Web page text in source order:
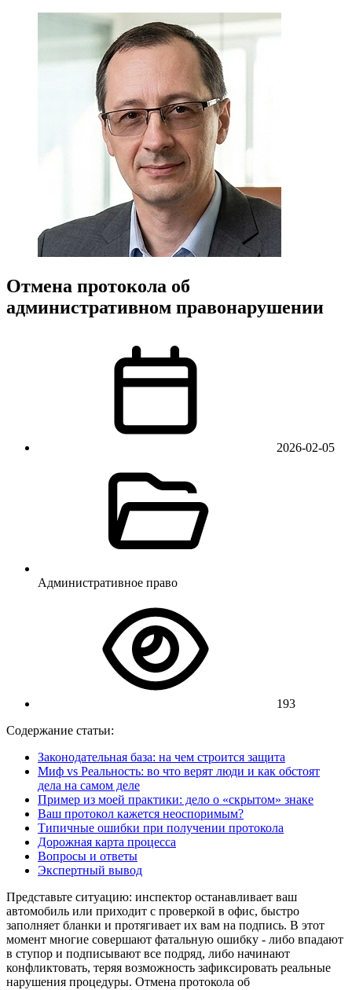
Отмена протокола об
административном правонарушении
2026-02-05
Административное право
193
Содержание статьи:
Законодательная база: на чем строится защита
Миф vs Реальность: во что верят люди и как обстоят
дела на самом деле
Пример из моей практики: дело о «скрытом» знаке
Ваш протокол кажется неоспоримым?
Типичные ошибки при получении протокола
Дорожная карта процесса
Вопросы и ответы
Экспертный вывод
Представьте ситуацию: инспектор останавливает ваш
автомобиль или приходит с проверкой в офис, быстро
заполняет бланки и протягивает их вам на подпись. В этот
момент многие совершают фатальную ошибку - либо впадают
в ступор и подписывают все подряд, либо начинают
конфликтовать, теряя возможность зафиксировать реальные
нарушения процедуры. Отмена протокола об